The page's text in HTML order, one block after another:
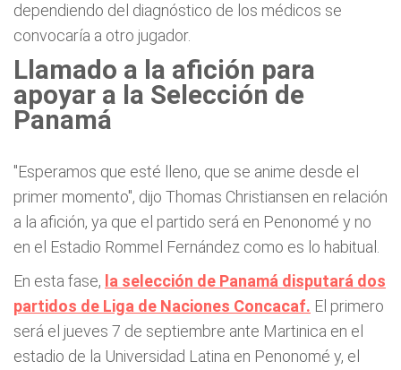
dependiendo del diagnóstico de los médicos se
convocaría a otro jugador.
Llamado a la afición para
apoyar a la Selección de
Panamá
"Esperamos que esté lleno, que se anime desde el
primer momento", dijo Thomas Christiansen en relación
a la afición, ya que el partido será en Penonomé y no
en el Estadio Rommel Fernández como es lo habitual.
En esta fase, la selección de Panamá disputará dos
partidos de Liga de Naciones Concacaf. El primero
será el jueves 7 de septiembre ante Martinica en el
estadio de la Universidad Latina en Penonomé y, el